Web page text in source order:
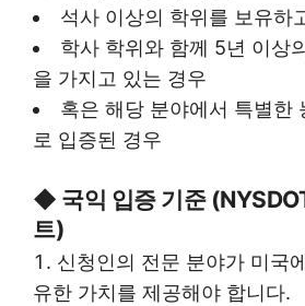
석사 이상의 학위를 보유하
학사 학위와 함께 5년 이상
을 가지고 있는 경우
혹은 해당 분야에서 특별한
로 입증된 경우
◆ 국익 입증 기준
트)
신청인의 전문 분야가 미국
유한 가치를 제공해야 합니다.